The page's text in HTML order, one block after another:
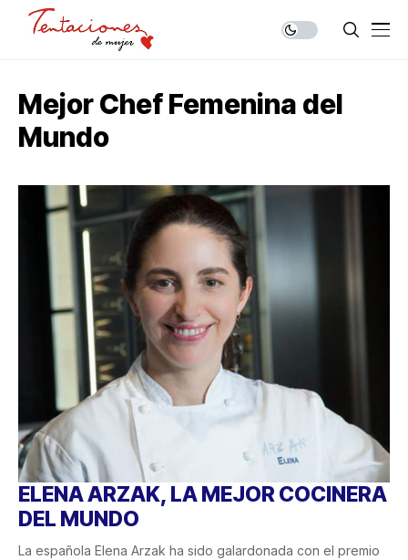
Mejor Chef Femenina del
Mundo
ELENA ARZAK, LA MEJOR COCINERA
DEL MUNDO
La española Elena Arzak ha sido galardonada con el premio